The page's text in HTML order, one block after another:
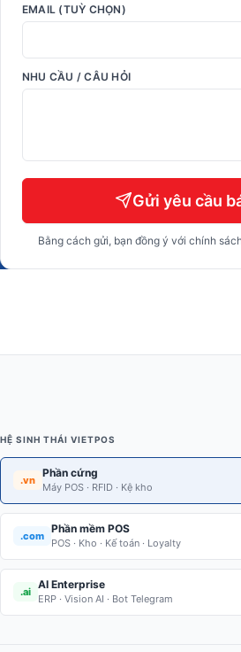
EMAIL (TUỲ CHỌN)
NHU CẦU / CÂU HỎI
Gửi yêu cầu
Bằng cách gửi, bạn đồng ý với chính
HỆ SINH THÁI VIETPOS
.vn
Phần cứng
Máy POS · RFID · Kệ kho
.com
Phần mềm POS
POS · Kho · Kế toán · Loyalty
.ai
AI Enterprise
ERP · Vision AI · Bot Telegram